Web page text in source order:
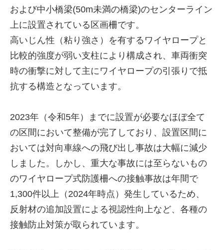
および中小橋梁(50m未満の橋梁)のセンターライン
上に設置されている区画柵です。
高いじん性（粘り強さ）を有するワイヤロープと
比較的強度が弱い支柱により構成され、車両衝突
時の衝撃に対して主にワイヤロープの引張りで抵
抗する構造となっています。
2023年（令和5年）までに設置が必要なほぼ全て
の区間において整備が完了しており、設置区間に
おいては対向車線への飛び出し事故は大幅に減少
しました。しかし、重大な事故には至らないもの
のワイヤロープ式防護柵への接触事故は年間で
1,300件以上（2024年時点）発生しているため、
反射材の追加設置による視認性向上など、各種の
接触防止対策が取られています。